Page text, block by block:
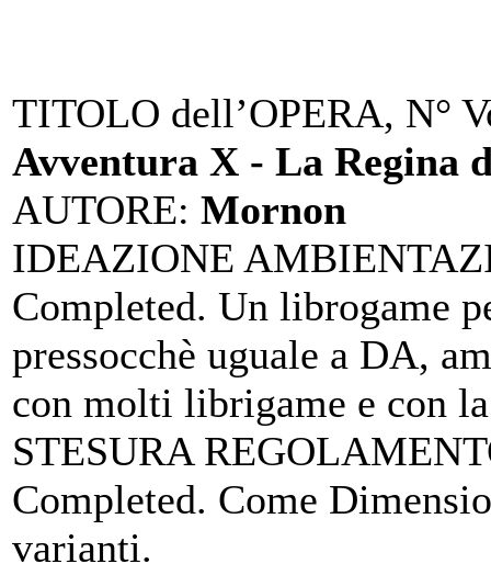
TITOLO dell’OPERA, N°
Avventura X - La Regina
AUTORE: Mornon
IDEAZIONE
Completed. Un librogame
pressocchè uguale a DA,
con molti librigame e con
STESURA
Completed. Come
varianti.